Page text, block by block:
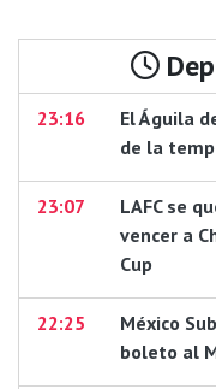
23:16
El Águila
de la
23:07
LAFC se
vencer a
Cup
22:25
México
boleto al